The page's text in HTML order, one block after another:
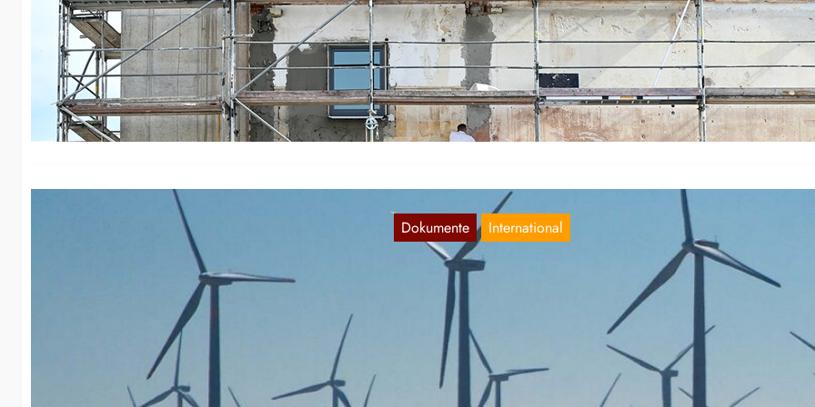
EU Klimasanierungspläne kapitalkonform
Dez. 19, 2021
So wie alles, trägt auch das Hypethema Klimaschutz den Stempel
Klasse, und zwar den der Bourgeoisie.
Dokumente International
Klimaschutz und der Imperialismus – wie die
Bourgeoisie die „Energiewende“ umsetzt
Dez. 15, 2021
Der Klimaschutz ist eines der meist diskutierten Themen unserer Zeit.
Seit einigen Jahren ist es aus der Öffentlichkeit nicht…